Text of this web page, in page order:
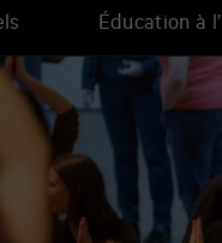
Éducation à